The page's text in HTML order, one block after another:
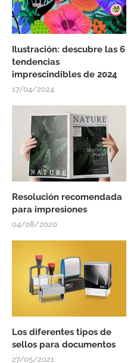
Ilustración: descubre las 6
tendencias
imprescindibles de 2024
17/04/2024
Resolución recomendada
para impresiones
04/08/2020
Los diferentes tipos de
sellos para documentos
27/05/2021